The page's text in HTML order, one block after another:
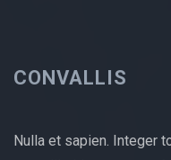
CONVALLIS
Nulla et sapien. Integer